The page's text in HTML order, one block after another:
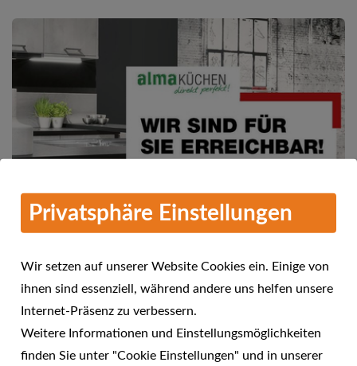
alma KÜCHEN - Wir sind für Sie
erreichbar!
24.04.2021
Privatsphäre Einstellungen
Wir setzen auf unserer Website Cookies ein. Einige von
ihnen sind essenziell, während andere uns helfen unsere
Internet-Präsenz zu verbessern.
Weitere Informationen und Einstellungsmöglichkeiten
finden Sie unter "Cookie Einstellungen" und in unserer